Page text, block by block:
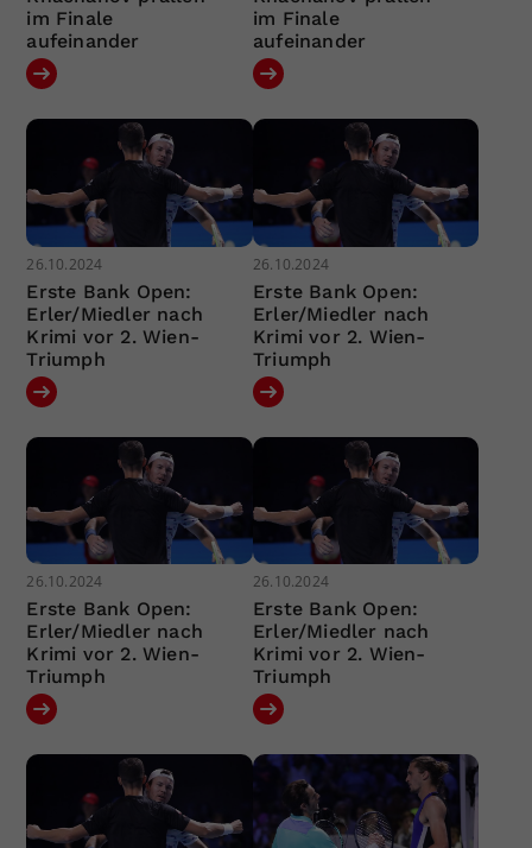
im Finale
aufeinander
im Finale
aufeinander
26.10.2024
Erste Bank Open:
Erler/Miedler nach
Krimi vor 2. Wien-
Triumph
26.10.2024
Erste Bank Open:
Erler/Miedler nach
Krimi vor 2. Wien-
Triumph
26.10.2024
Erste Bank Open:
Erler/Miedler nach
Krimi vor 2. Wien-
Triumph
26.10.2024
Erste Bank Open:
Erler/Miedler nach
Krimi vor 2. Wien-
Triumph